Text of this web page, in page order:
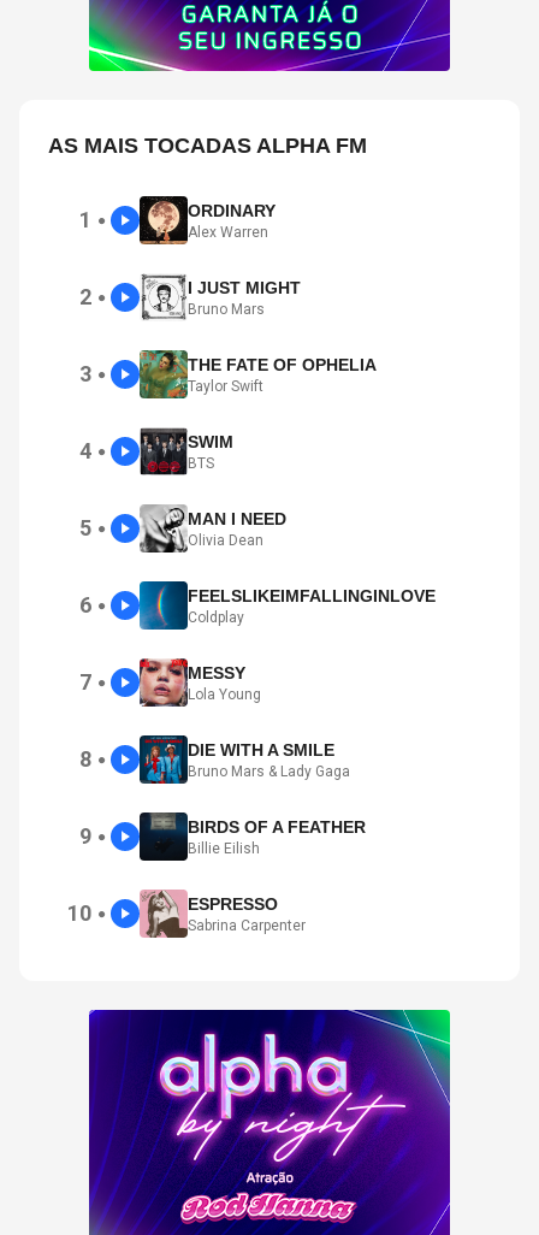
AS MAIS TOCADAS ALPHA FM
1 ● ORDINARY
Alex Warren
2 ● I JUST MIGHT
Bruno Mars
3 ● THE FATE OF OPHELIA
Taylor Swift
4 ● SWIM
BTS
5 ● MAN I NEED
Olivia Dean
6 ● FEELSLIKEIMFALLINGINLOVE
Coldplay
7 ● MESSY
Lola Young
8 ● DIE WITH A SMILE
Bruno Mars & Lady Gaga
9 ● BIRDS OF A FEATHER
Billie Eilish
10 ● ESPRESSO
Sabrina Carpenter